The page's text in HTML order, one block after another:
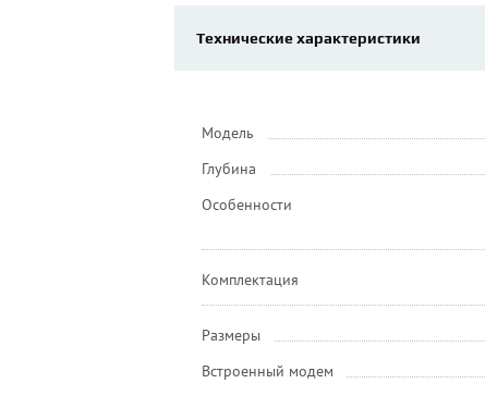
Технические характеристики
Модель
Глубина
Особенности
Комплектация
Размеры
Встроенный модем